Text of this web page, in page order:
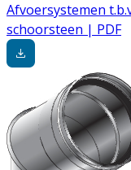
Afvoersystemen
schoorsteen | PDF